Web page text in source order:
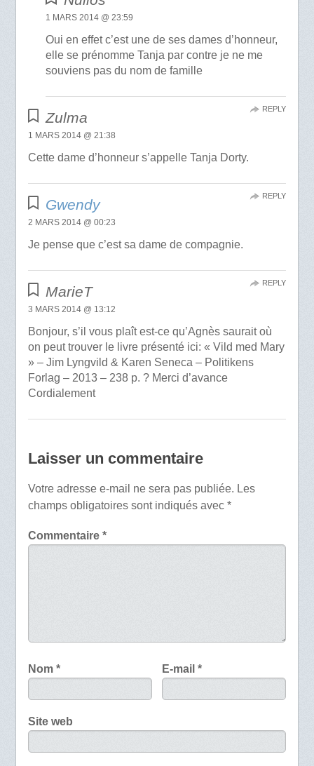
1 MARS 2014 @ 23:59
Oui en effet c’est une de ses dames d’honneur,
elle se prénomme Tanja par contre je ne me
souviens pas du nom de famille
Zulma
1 MARS 2014 @ 21:38
Cette dame d’honneur s’appelle Tanja Dorty.
REPLY
Gwendy
2 MARS 2014 @ 00:23
Je pense que c’est sa dame de compagnie.
REPLY
MarieT
3 MARS 2014 @ 13:12
Bonjour, s’il vous plaît est-ce qu’Agnès saurait où
on peut trouver le livre présenté ici: « Vild med Mary
» – Jim Lyngvild & Karen Seneca – Politikens
Forlag – 2013 – 238 p. ? Merci d’avance
Cordialement
REPLY
Laisser un commentaire
Votre adresse e-mail ne sera pas publiée. Les
champs obligatoires sont indiqués avec *
Commentaire *
Nom * E-mail*
Site web